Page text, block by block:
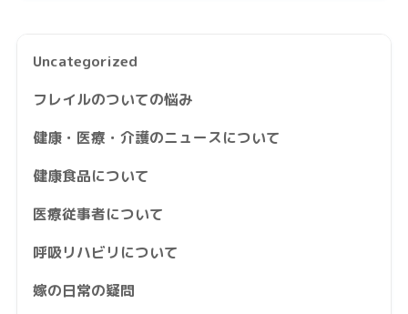
Uncategorized
フレイルのついての悩み
健康・医療・介護のニュースについて
健康食品について
医療従事者について
呼吸リハビリについて
嫁の日常の疑問